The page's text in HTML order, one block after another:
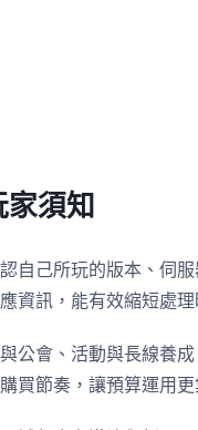
須知
自己所玩的版本、伺
資訊，能有效縮短處
公會、活動與長線養
買節奏，讓預算運用更